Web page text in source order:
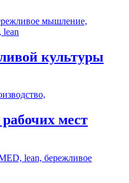
культуры
мест